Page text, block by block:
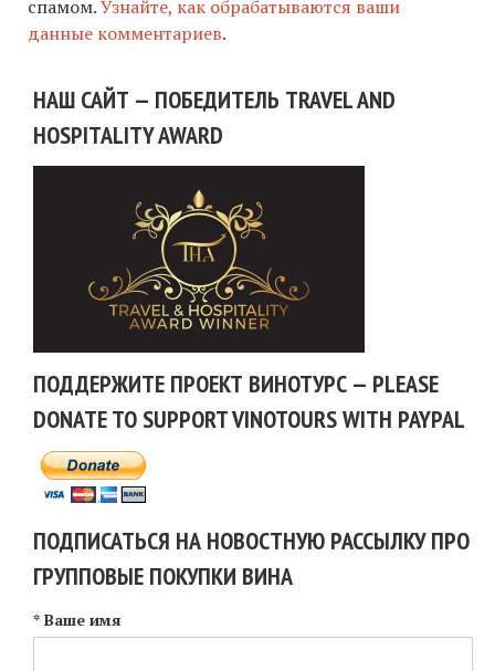
спамом.Узнайте, как обрабатываются ваши
данные комментариев.
НАШ САЙТ — ПОБЕДИТЕЛЬ TRAVEL AND
HOSPITALITY AWARD
ПОДДЕРЖИТЕ ПРОЕКТ ВИНОТУРС — PLEASE
DONATE TO SUPPORT VINOTOURS WITH PAYPAL
ПОДПИСАТЬСЯ НА НОВОСТНУЮ РАССЫЛКУ ПРО
ГРУППОВЫЕ ПОКУПКИ ВИНА
* Ваше имя